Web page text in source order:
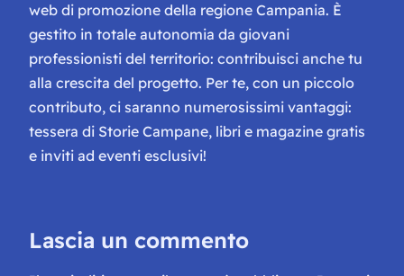
web di promozione della regione Campania. È
gestito in totale autonomia da giovani
professionisti del territorio: contribuisci anche tu
alla crescita del progetto. Per te, con un piccolo
contributo, ci saranno numerosissimi vantaggi:
tessera di Storie Campane, libri e magazine gratis
e inviti ad eventi esclusivi!
Lascia un commento